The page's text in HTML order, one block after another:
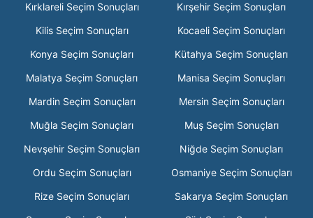
Kırklareli Seçim Sonuçları
Kırşehir Seçim Sonuçları
Kilis Seçim Sonuçları
Kocaeli Seçim Sonuçları
Konya Seçim Sonuçları
Kütahya Seçim Sonuçları
Malatya Seçim Sonuçları
Manisa Seçim Sonuçları
Mardin Seçim Sonuçları
Mersin Seçim Sonuçları
Muğla Seçim Sonuçları
Muş Seçim Sonuçları
Nevşehir Seçim Sonuçları
Niğde Seçim Sonuçları
Ordu Seçim Sonuçları
Osmaniye Seçim Sonuçları
Rize Seçim Sonuçları
Sakarya Seçim Sonuçları